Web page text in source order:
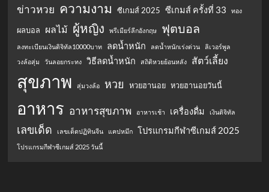
ข่าวหวย ความงาม ซีเกมส์ 2025 ซีเกมส์ ครั้งที่ 33 ทอง
ผลบอล ผลไม้ ผู้หญิง พรีเมียร์ลีกอังกฤษ ฟุตบอล
ลงทะเบียนเงินดิจิทัล10000บาท ลดน้ำหนัก ลดน้ำหนักเร่งด่วน
ลิเวอร์พูล
วงล้อสุ่ม
วันลอยกระทง วิธีลดน้ำหนัก สถิติหวยย้อนหลัง สัตว์เลี้ยง
สุขภาพ สุ่มวงล้อ หวย หวยฮานอย หวยฮานอยวันนี้
อาหาร อาหารสุขภาพ อาหารเช้า เครื่องดื่ม เงินดิจิทัล
เลขเด็ด เลขเด็ดปฏิทินจีน แคปหมึก โปรแกรมกีฬาซีเกมส์ 2025
โปรแกรมกีฬาซีเกมส์ 2025 วันนี้